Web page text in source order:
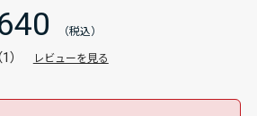
） レビューを見る